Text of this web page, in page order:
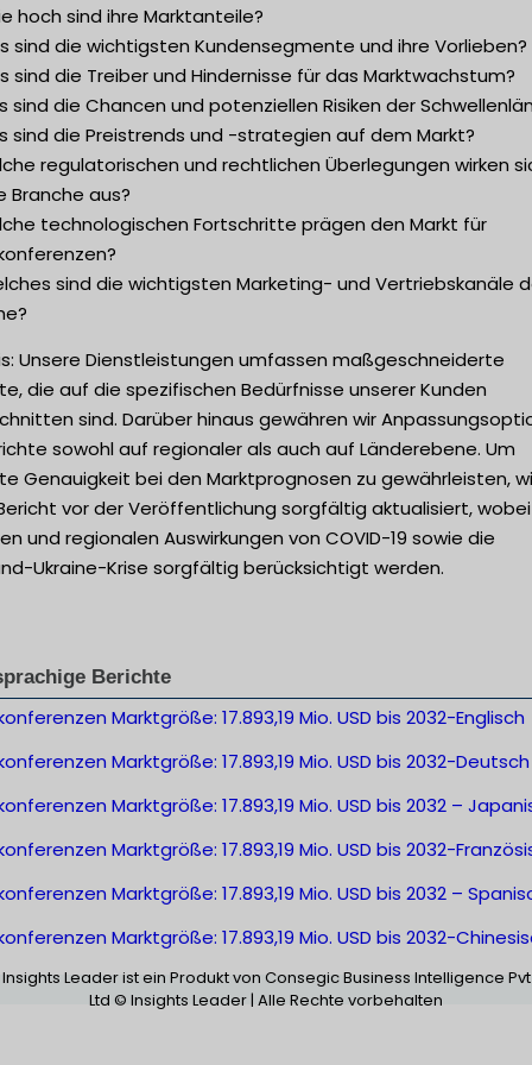
hoch sind ihre Marktanteile?
sind die wichtigsten Kundensegmente und ihre Vorlieben?
sind die Treiber und Hindernisse für das Marktwachstum?
sind die Chancen und potenziellen Risiken der
sind die Preistrends und -strategien auf dem Markt?
regulatorischen und rechtlichen Überlegungen wirken
Branche aus?
technologischen Fortschritte prägen den Markt für
sind die wichtigsten Marketing- und Vertriebskanäle
Unsere Dienstleistungen umfassen maßgeschneiderte
die auf die spezifischen Bedürfnisse unserer Kunden
sind. Darüber hinaus gewähren wir
sowohl auf regionaler als auch auf Länderebene. Um
Genauigkeit bei den Marktprognosen zu gewährleisten,
vor der Veröffentlichung sorgfältig aktualisiert,
und regionalen Auswirkungen von COVID-19 sowie die
Ukraine-Krise sorgfältig berücksichtigt werden.
Berichte
Marktgröße: 17.893,19 Mio. USD bis 2032-Englisch
Marktgröße: 17.893,19 Mio. USD bis 2032-Deutsch
Marktgröße: 17.893,19 Mio. USD bis 2032 –
Marktgröße: 17.893,19 Mio. USD bis 2032-
Marktgröße: 17.893,19 Mio. USD bis 2032 –
Marktgröße: 17.893,19 Mio. USD bis 2032-
Insights Leader ist ein Produkt von Consegic Business Intelligence Pvt
Ltd © Insights Leader | Alle Rechte vorbehalten